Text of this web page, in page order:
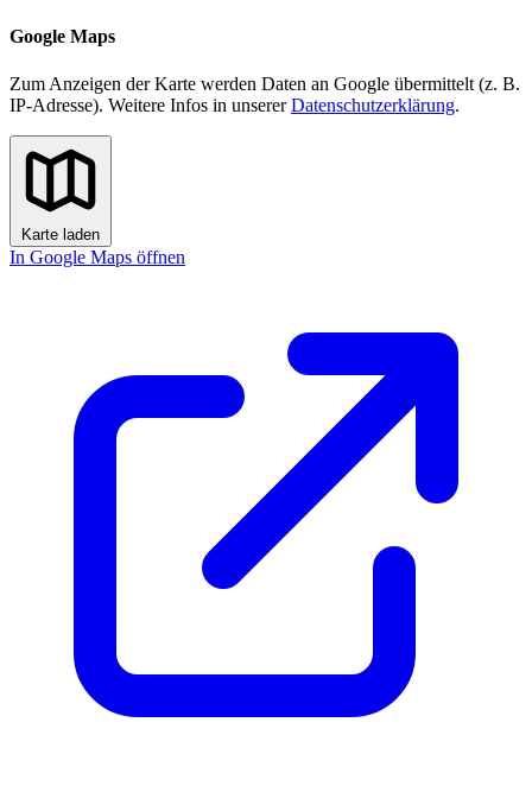
Google Maps
Zum Anzeigen der Karte werden Daten an Google übermittelt (z. B.
IP-Adresse). Weitere Infos in unsererDatenschutzerklärung.
Karte laden
In Google Maps öffnen